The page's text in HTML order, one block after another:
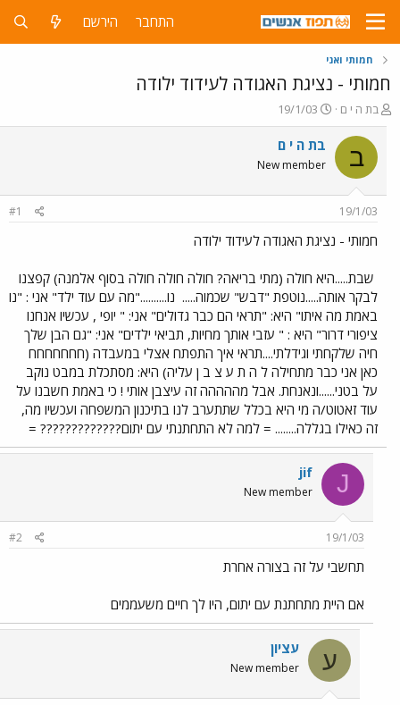
התחבר הירשם
חמותי ואני
חמותי - נציגת האגודה לעידוד ילודה
פ
ו
ת
ח
ה
ש
א
בת ה י ם
פ
ו
ר
ם
ר
19/1/03
ב בת ה י ם
New member
19/1/03
#1
חמותי - נציגת האגודה לעידוד ילודה
שבת.....היא חולה (מתי בריאה? חולה חולה חולה בסוף אלמנה) קפצנו
לבקר אותה.....נוטפת "דבש" שכמוה..... נו.........."מה עם עוד ילד" אני : "נו
באמת מה איתו" היא: "תראי הם כבר גדולים" אני: " יופי , עכשיו אנחנו
ציפורי דרור" היא : " עזבי אותך מחיות, תביאי ילדים" אני: "גם הבן שלך
חיה שלקחתי וגידלתי....תראי איך התפתח אצלי במעבדה (חחחחחחח
כאן אני כבר מתחילה ל ה ת ע צ ב ן עליה) היא: מסתכלת במבט נוקב
על בטני......ונאנחת. אבל מההההה זה עיצבן אותי ! כי באמת חשבנו על
עוד זאטוט/ה מי היא בכלל שתתערב לנו בתיכנון המשפחה ועכשיו מה,
זה כאילו בגללה........ = למה לא התחתנתי עם יתום????????????? =
J
jif
New member
19/1/03
#2
תחשבי על זה בצורה אחרת
אם היית מתחתנת עם יתום, היו לך חיים משעממים
ע עציון
New member